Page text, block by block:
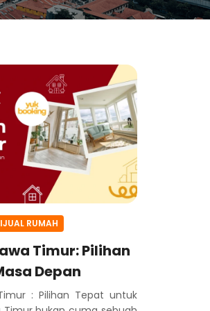
RUMAH
Timur: Pilihan
Depan
: Pilihan Tepat untuk